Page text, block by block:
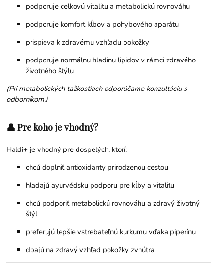
podporuje celkovú vitalitu a metabolickú rovnováhu
podporuje komfort kĺbov a pohybového aparátu
prispieva k zdravému vzhľadu pokožky
podporuje normálnu hladinu lipidov v rámci zdravého
životného štýlu
(Pri metabolických ťažkostiach odporúčame konzultáciu s
odborníkom.)
👤 Pre koho je vhodný?
Haldi+ je vhodný pre dospelých, ktorí:
chcú doplniť antioxidanty prirodzenou cestou
hľadajú ayurvédsku podporu pre kĺby a vitalitu
chcú podporiť metabolickú rovnováhu a zdravý životný
štýl
preferujú lepšie vstrebateľnú kurkumu vďaka piperínu
dbajú na zdravý vzhľad pokožky zvnútra